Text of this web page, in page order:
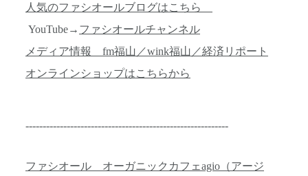
人気のファシオールブログはこちら
YouTube→ ファシオールチャンネル
メディア情報 fm福山／wink福山／経済リポート
オンラインショップはこちらから
-----------------------------------------------------------
ファシオール オーガニックカフェagio（アージ